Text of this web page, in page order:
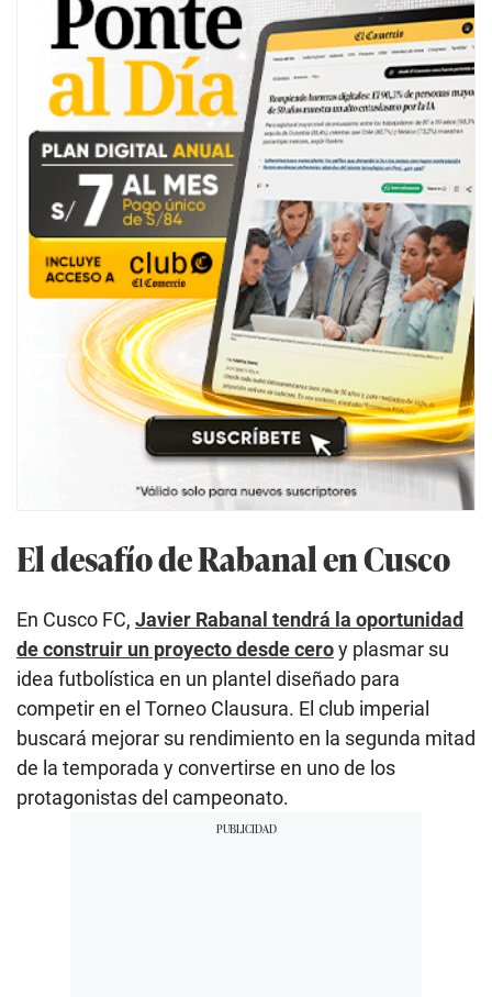
El desafío de Rabanal en Cusco
En Cusco FC, Javier Rabanal tendrá la oportunidad
de construir un proyecto desde ceroy plasmar su
idea futbolística en un plantel diseñado para
competir en el Torneo Clausura. El club imperial
buscará mejorar su rendimiento en la segunda mitad
de la temporada y convertirse en uno de los
protagonistas del campeonato.